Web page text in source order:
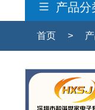
产品分
首页 >